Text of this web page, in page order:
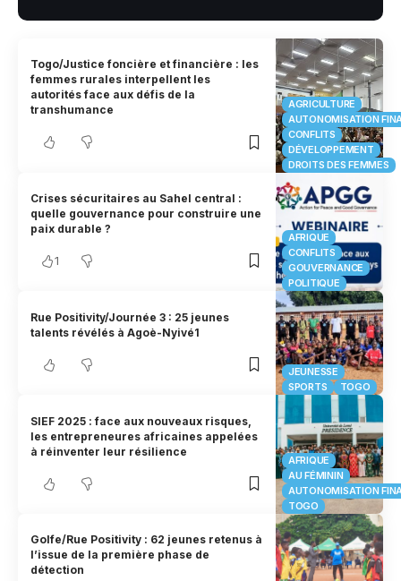
AGRICULTURE
AUTONOMISATION
CONFLITS
DÉVELOPPEMENT
DROITS DES FEMMES
Togo/Justice foncière et financière : les
femmes rurales interpellent les
autorités face aux défis de la
transhumance
AFRIQUE
CONFLITS
GOUVERNANCE
POLITIQUE
Crises sécuritaires au Sahel central :
quelle gouvernance pour construire une
paix durable ?
1
JEUNESSE
SPORTS
TOGO
Rue Positivity/Journée 3 : 25 jeunes
talents révélés à Agoè-Nyivé1
AFRIQUE
AU FÉMININ
AUTONOMISATION
TOGO
SIEF 2025 : face aux nouveaux risques,
les entrepreneures africaines appelées
à réinventer leur résilience
Golfe/Rue Positivity : 62 jeunes retenus à
l’issue de la première phase de
détection